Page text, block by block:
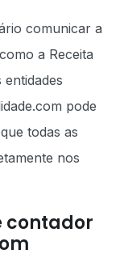
comunicar a
a Receita
pode
todas as
nos
contador